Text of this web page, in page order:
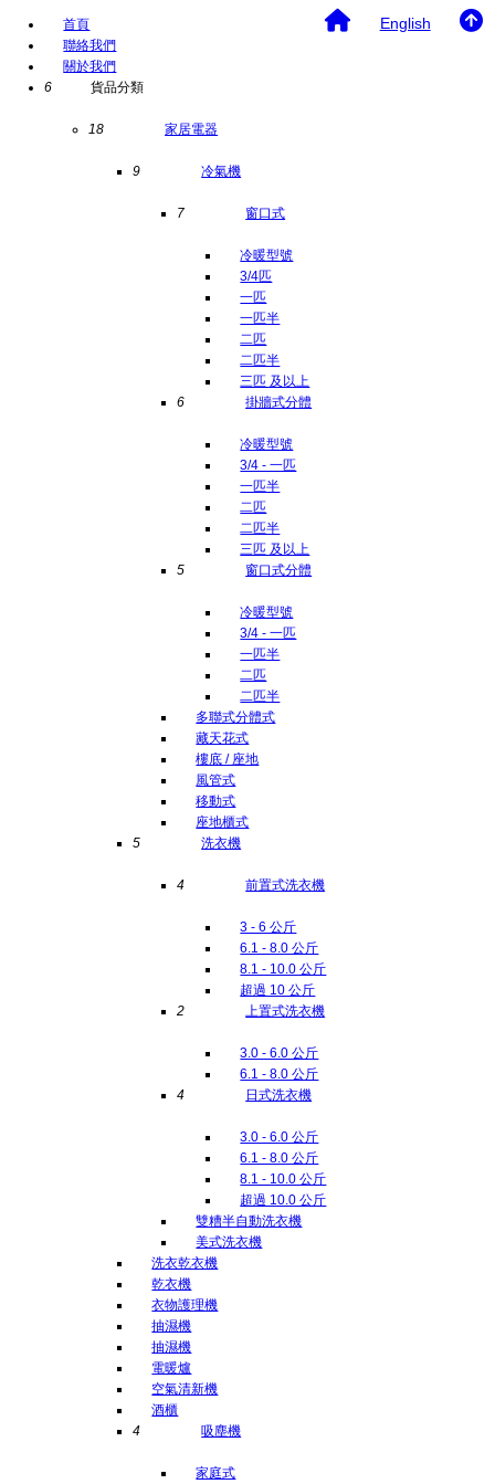
首頁
聯絡我們
關於我們
6
貨品分類
18 家居電器
9 冷氣機
7 窗口式
冷暖型號
3/4匹
一匹
一匹半
二匹
二匹半
三匹 及以上
6
掛牆式分體
冷暖型號
3/4 - 一匹
一匹半
二匹
二匹半
三匹 及以上
5
窗口式分體
冷暖型號
3/4 - 一匹
一匹半
二匹
二匹半
多聯式分體式
藏天花式
樓底 / 座地
風管式
移動式
座地櫃式
5
洗衣機
4 前置式洗衣機
3 - 6 公斤
6.1 - 8.0 公斤
8.1 - 10.0 公斤
超過 10 公斤
2
上置式洗衣機
3.0 - 6.0 公斤
6.1 - 8.0 公斤
4
日式洗衣機
3.0 - 6.0 公斤
6.1 - 8.0 公斤
8.1 - 10.0 公斤
超過 10.0 公斤
雙糟半自動洗衣機
美式洗衣機
洗衣乾衣機
乾衣機
衣物護理機
抽濕機
抽濕機
電暖爐
空氣清新機
酒櫃
4
吸塵機
家庭式
English